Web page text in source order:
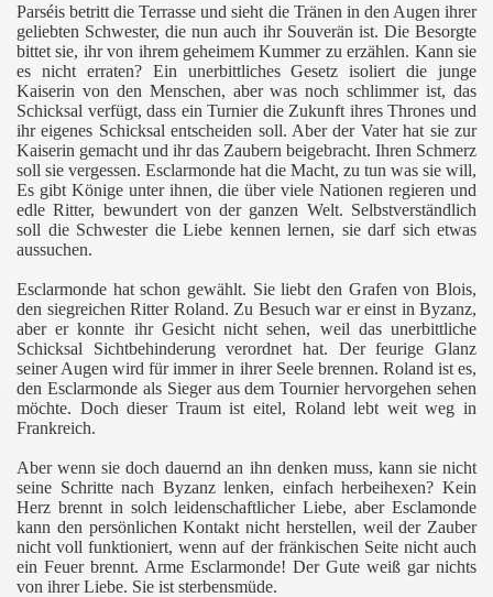
Parséis betritt die Terrasse und sieht die Tränen in den Augen ihrer
geliebten Schwester, die nun auch ihr Souverän ist. Die Besorgte
bittet sie, ihr von ihrem geheimem Kummer zu erzählen. Kann sie
es nicht erraten? Ein unerbittliches Gesetz isoliert die junge
Kaiserin von den Menschen, aber was noch schlimmer ist, das
Schicksal verfügt, dass ein Turnier die Zukunft ihres Thrones und
ihr eigenes Schicksal entscheiden soll. Aber der Vater hat sie zur
Kaiserin gemacht und ihr das Zaubern beigebracht. Ihren Schmerz
soll sie vergessen. Esclarmonde hat die Macht, zu tun was sie will,
Es gibt Könige unter ihnen, die über viele Nationen regieren und
edle Ritter, bewundert von der ganzen Welt. Selbstverständlich
soll die Schwester die Liebe kennen lernen, sie darf sich etwas
aussuchen.
Esclarmonde hat schon gewählt. Sie liebt den Grafen von Blois,
den siegreichen Ritter Roland. Zu Besuch war er einst in Byzanz,
aber er konnte ihr Gesicht nicht sehen, weil das unerbittliche
Schicksal Sichtbehinderung verordnet hat. Der feurige Glanz
seiner Augen wird für immer in ihrer Seele brennen. Roland ist es,
den Esclarmonde als Sieger aus dem Tournier hervorgehen sehen
möchte. Doch dieser Traum ist eitel, Roland lebt weit weg in
Frankreich.
Aber wenn sie doch dauernd an ihn denken muss, kann sie nicht
seine Schritte nach Byzanz lenken, einfach herbeihexen? Kein
Herz brennt in solch leidenschaftlicher Liebe, aber Esclamonde
kann den persönlichen Kontakt nicht herstellen, weil der Zauber
nicht voll funktioniert, wenn auf der fränkischen Seite nicht auch
ein Feuer brennt. Arme Esclarmonde! Der Gute weiß gar nichts
von ihrer Liebe. Sie ist sterbensmüde.